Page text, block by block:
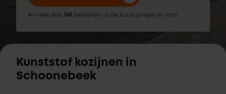
Al meer dan 145 bedrijven uit de buurt gingen je voor!
Kunststof kozijnen in
Schoonebeek